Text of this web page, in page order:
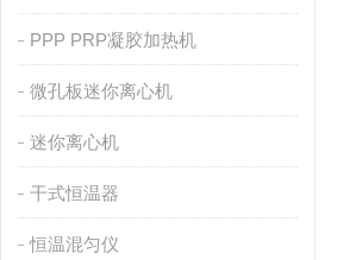
PPP PRP凝胶加热机
微孔板迷你离心机
迷你离心机
干式恒温器
恒温混匀仪